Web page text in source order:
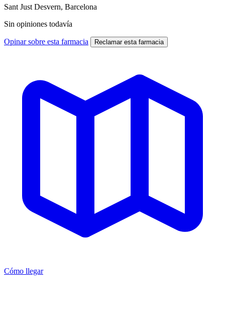
Sant Just Desvern, Barcelona
Sin opiniones todavía
Opinar sobre esta farmacia Reclamar esta farmacia
Cómo llegar